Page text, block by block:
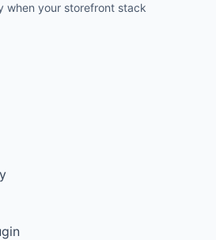
when your storefront stack